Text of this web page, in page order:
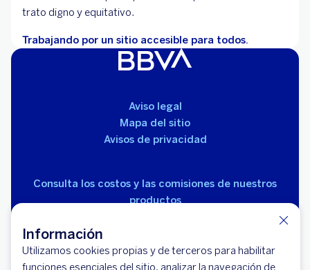
Información
Utilizamos cookies propias y de terceros para habilitar
funciones esenciales del sitio, analizar la navegación de
trato digno y equitativo.
Trabajando por un sitio accesible para todos.
Aviso legal
Mapa del sitio
Avisos de privacidad
Consulta los costos y las comisiones de nuestros
productos